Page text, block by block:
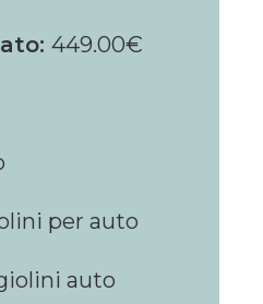
449.00€
per auto
auto